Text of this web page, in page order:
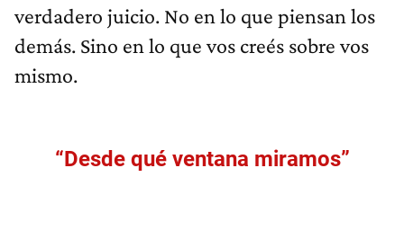
verdadero juicio. No en lo que piensan los
demás. Sino en lo que vos creés sobre vos
mismo.
“Desde qué ventana miramos”